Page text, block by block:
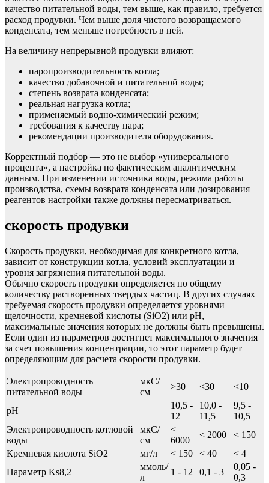
качество питательной воды, тем выше, как правило, требуется
расход продувки. Чем выше доля чистого возвращаемого
конденсата, тем меньше потребность в ней.
На величину непрерывной продувки влияют:
паропроизводительность котла;
качество добавочной и питательной воды;
степень возврата конденсата;
реальная нагрузка котла;
применяемый водно-химический режим;
требования к качеству пара;
рекомендации производителя оборудования.
Корректный подбор — это не выбор «универсального
процента», а настройка по фактическим аналитическим
данным. При изменении источника воды, режима работы
производства, схемы возврата конденсата или дозирования
реагентов настройки также должны пересматриваться.
скорость продувки
Скорость продувки, необходимая для конкретного котла,
зависит от конструкции котла, условий эксплуатации и
уровня загрязнения питательной воды.
Обычно скорость продувки определяется по общему
количеству растворенных твердых частиц. В других случаях
требуемая скорость продувки определяется уровнями
щелочности, кремневой кислоты (SiO2) или рН,
максимальные значения которых не должны быть превышены.
Если один из параметров достигнет максимального значения
за счет повышения концентрации, то этот параметр будет
определяющим для расчета скорости продувки.
Электропроводность
питательной воды
мкС/
см
>30 <30 <10
рН
10,5 -
12
10,0 -
11,5
9,5 -
10,5
Электропроводность котловой
воды
мкC/
см
<
6000
< 2000
< 150
Кремневая кислота SiO2
мг/л < 150 < 40
< 4
Параметр Ks8,2
ммоль/
л
1 - 12 0,1 - 3
0,05 -
0,3